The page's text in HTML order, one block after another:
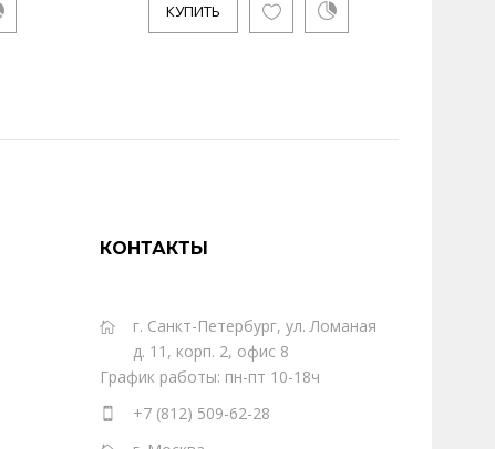
КУПИТЬ
КОНТАКТЫ
г. Санкт-Петербург, ул. Ломаная
д. 11, корп. 2, офис 8
График работы: пн-пт 10-18ч
+7 (812) 509-62-28